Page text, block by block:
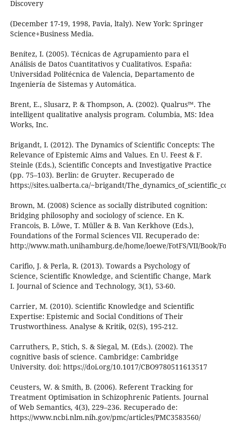
Discovery
(December 17-19, 1998, Pavia, ltaly). New York: Springer
Science+Business Media.
Benítez, I. (2005). Técnicas de Agrupamiento para el
Análisis de Datos Cuantitativos y Cualitativos. España:
Universidad Politécnica de Valencia, Departamento de
Ingeniería de Sistemas y Automática.
Brent, E., Slusarz, P. & Thompson, A. (2002). Qualrus™. The
intelligent qualitative analysis program. Columbia, MS: Idea
Works, Inc.
Brigandt, I. (2012). The Dynamics of Scientific Concepts: The
Relevance of Epistemic Aims and Values. En U. Feest & F.
Steinle (Eds.), Scientific Concepts and Investigative Practice
(pp. 75–103). Berlin: de Gruyter. Recuperado de
https://sites.ualberta.ca/~brigandt/
Brown, M. (2008) Science as socially distributed cognition:
Bridging philosophy and sociology of science. En K.
Francois, B. Löwe, T. Müller & B. Van Kerkhove (Eds.),
Foundations of the Formal Sciences VII. Recuperado de:
http://www.math.unihamburg.de/home/loewe/FotFS/VII/Book/
Carifio, J. & Perla, R. (2013). Towards a Psychology of
Science, Scientific Knowledge, and Scientific Change, Mark
I. Journal of Science and Technology, 3(1), 53-60.
Carrier, M. (2010). Scientific Knowledge and Scientific
Expertise: Epistemic and Social Conditions of Their
Trustworthiness. Analyse & Kritik, 02(S), 195-212.
Carruthers, P., Stich, S. & Siegal, M. (Eds.). (2002). The
cognitive basis of science. Cambridge: Cambridge
University. doi: https://doi.org/10.1017/CBO9780511613517
Ceusters, W. & Smith, B. (2006). Referent Tracking for
Treatment Optimisation in Schizophrenic Patients. Journal
of Web Semantics, 4(3), 229–236. Recuperado de:
https://www.ncbi.nlm.nih.gov/pmc/articles/PMC3583560/